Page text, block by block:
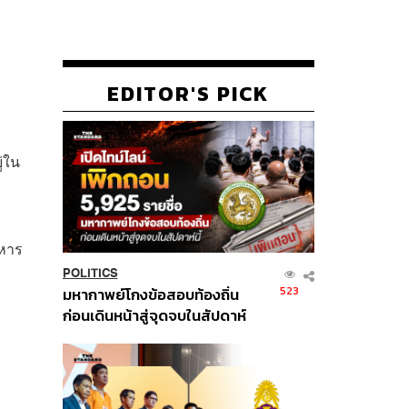
น
าร
EDITOR'S PICK
POLITICS
มหากาพย์โกงข้อสอบท้องถิ่น
ก่อนเดินหน้าสู่จุดจบในสัปดาห์
523